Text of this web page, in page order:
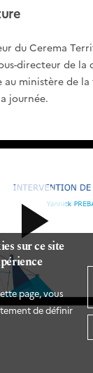
sur ce site
page, vous
de définir
du Cerema
directeur de la
au ministère de
journée.